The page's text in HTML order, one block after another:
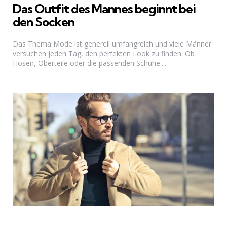
Das Outfit des Mannes beginnt bei
den Socken
Das Thema Mode ist generell umfangreich und viele Männer
versuchen jeden Tag, den perfekten Look zu finden. Ob
Hosen, Oberteile oder die passenden Schuhe:...